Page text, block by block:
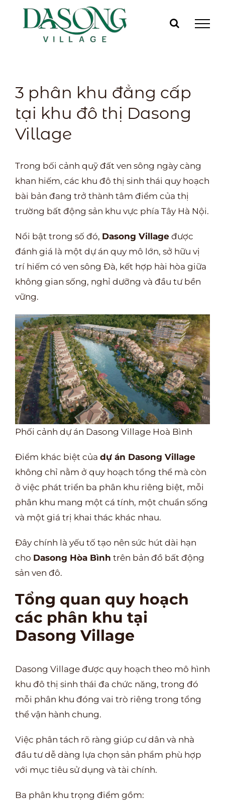
3 phân khu đẳng cấp
tại khu đô thị Dasong
Village
Trong bối cảnh quỹ đất ven sông ngày càng
khan hiếm, các khu đô thị sinh thái quy hoạch
bài bản đang trở thành tâm điểm của thị
trường bất động sản khu vực phía Tây Hà Nội.
Nổi bật trong số đó, Dasong Village được
đánh giá là một dự án quy mô lớn, sở hữu vị
trí hiếm có ven sông Đà, kết hợp hài hòa giữa
không gian sống, nghỉ dưỡng và đầu tư bền
vững.
Phối cảnh dự án Dasong Village Hoà Bình
Điểm khác biệt của dự án Dasong Village
không chỉ nằm ở quy hoạch tổng thể mà còn
ở việc phát triển ba phân khu riêng biệt, mỗi
phân khu mang một cá tính, một chuẩn sống
và một giá trị khai thác khác nhau.
Đây chính là yếu tố tạo nên sức hút dài hạn
cho Dasong Hòa Bình trên bản đồ bất động
sản ven đô.
Tổng quan quy hoạch
các phân khu tại
Dasong Village
Dasong Village được quy hoạch theo mô hình
khu đô thị sinh thái đa chức năng, trong đó
mỗi phân khu đóng vai trò riêng trong tổng
thể vận hành chung.
Việc phân tách rõ ràng giúp cư dân và nhà
đầu tư dễ dàng lựa chọn sản phẩm phù hợp
với mục tiêu sử dụng và tài chính.
Ba phân khu trọng điểm gồm: